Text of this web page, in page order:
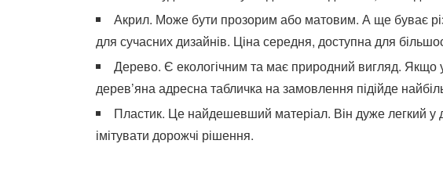
Акрил. Може бути прозорим або матовим. А ще буває
для сучасних дизайнів. Ціна середня, доступна для
Дерево. Є екологічним та має природний вигляд. Якщо
дерев’яна адресна табличка на замовлення підійде
Пластик. Це найдешевший матеріал. Він дуже легкий у
імітувати дорожчі рішення.